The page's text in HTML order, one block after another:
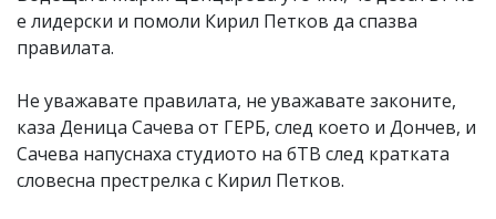
е лидерски и помоли Кирил Петков да спазва
правилата.
Не уважавате правилата, не уважавате законите,
каза Деница Сачева от ГЕРБ, след което и Дончев, и
Сачева напуснаха студиото на бТВ след кратката
словесна престрелка с Кирил Петков.